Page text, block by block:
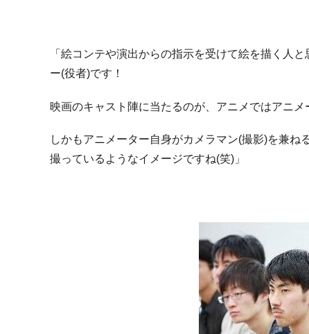
「絵コンテや演出からの指示を受けて絵を描く人
ー(役者)です！
映画のキャスト陣に当たるのが、アニメではアニメ
しかもアニメーター自身がカメラマン(撮影)を兼
撮っているようなイメージですね(笑)」